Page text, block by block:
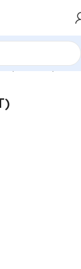
(incl DECT)